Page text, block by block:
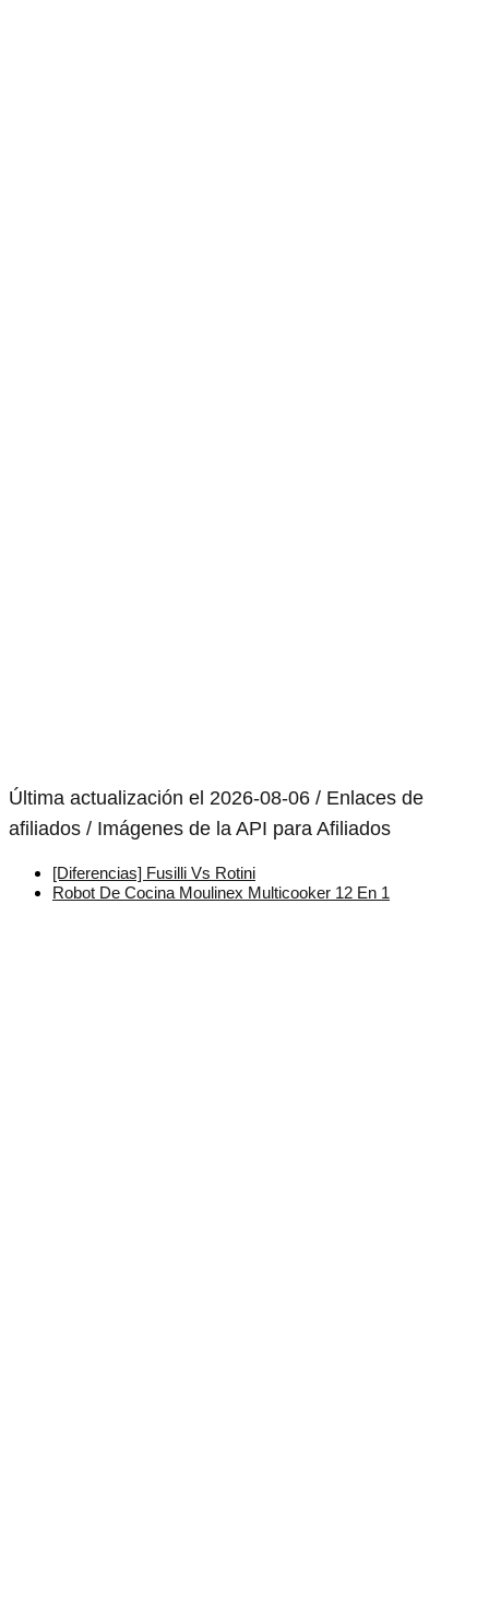
Última actualización el 2026-08-06 / Enlaces de
afiliados / Imágenes de la API para Afiliados
[Diferencias] Fusilli Vs Rotini
Robot De Cocina Moulinex Multicooker 12 En 1